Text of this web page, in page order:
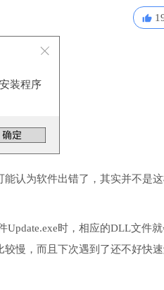
装程序
认为软件出错了，其实并不是
时，相应的DLL文件就
慢，而且下次遇到了还不好快速